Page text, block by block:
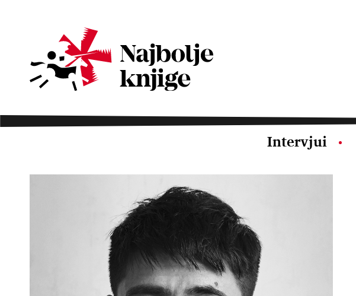
Intervjui